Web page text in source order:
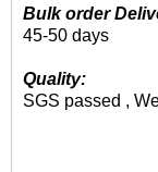
Bulk order
45-50 days
Quality:
SGS passed ,